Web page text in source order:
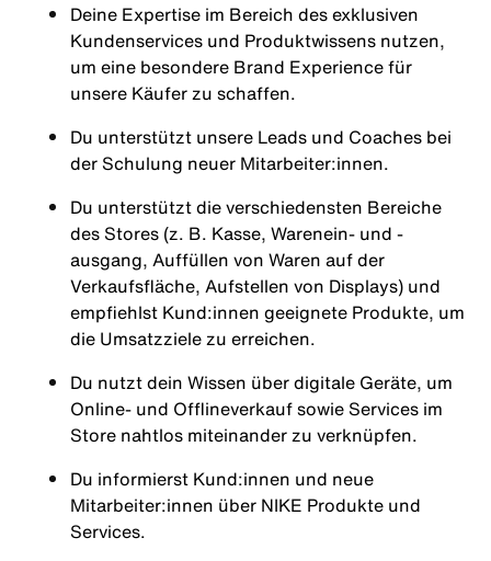
Deine Expertise im Bereich des exklusiven
Kundenservices und Produktwissens nutzen,
um eine besondere Brand Experience für
unsere Käufer zu schaffen.
Du unterstützt unsere Leads und Coaches bei
der Schulung neuer Mitarbeiter:innen.
Du unterstützt die verschiedensten Bereiche
des Stores (z. B. Kasse, Warenein- und -
ausgang, Auffüllen von Waren auf der
Verkaufsfläche, Aufstellen von Displays) und
empfiehlst Kund:innen geeignete Produkte, um
die Umsatzziele zu erreichen.
Du nutzt dein Wissen über digitale Geräte, um
Online- und Offlineverkauf sowie Services im
Store nahtlos miteinander zu verknüpfen.
Du informierst Kund:innen und neue
Mitarbeiter:innen über NIKE Produkte und
Services.